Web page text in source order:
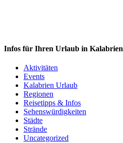
Infos für Ihren Urlaub in Kalabrien
Aktivitäten
Events
Kalabrien Urlaub
Regionen
Reisetipps & Infos
Sehenswürdigkeiten
Städte
Strände
Uncategorized